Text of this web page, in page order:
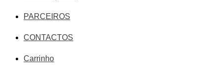
PARCEIROS
CONTACTOS
Carrinho